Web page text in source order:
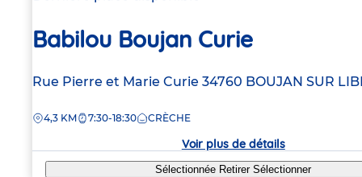
Babilou Boujan Curie
Adresse
la
Rue Pierre et Marie Curie 34760 BOUJAN SUR
DISTANCE
4,3 KM 7:30-18:30 CRÈCHE
Voir plus de détails
Sélectionnée RetirerSélectionner